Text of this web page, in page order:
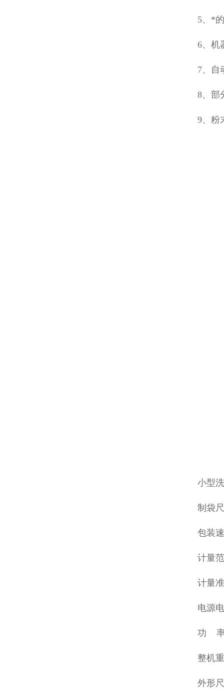
5、*
6、机
7、自
8、部
9、粉
小型
制袋
包装
计量
计量
电源
功 率:
整机
外形